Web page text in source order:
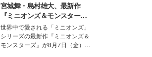
な美容の常識を大きく変える可能
性を秘めた、革新的な「Water
Capturing Skin（ウォーターキャ
プチャリングスキン：捕水肌）」
技術を、花王が構築した。
宮城舞・島村雄大、最新作
『ミニオンズ＆モンスター
ズ』の魅力熱弁 ハチャメチャ
だけじゃない“友情と絆”に感
動
世界中で愛される「ミニオンズ」
シリーズの最新作『ミニオンズ＆
モンスターズ』が8月7日（金）に